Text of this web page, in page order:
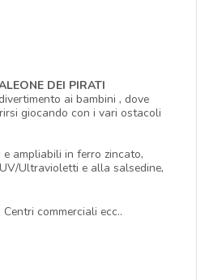
DEI PIRATI
ai bambini , dove
giocando con i vari ostacoli
ampliabili in ferro zincato,
Ultravioletti e alla salsedine,
commerciali ecc..